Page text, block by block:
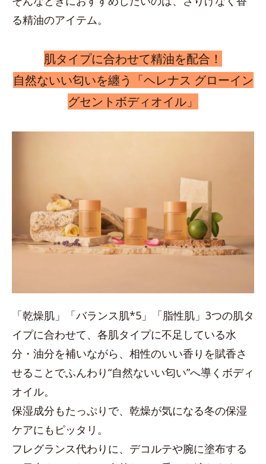
る精油のアイテム。
肌タイプに合わせて精油を配合！
自然ないい匂いを纏う「ヘレナス グローイン
グセントボディオイル」
「乾燥肌」「バランス肌*5」「脂性肌」3つの肌タ
イプに合わせて、各肌タイプに不足している水
分・油分を補いながら、相性のいい香りを賦香さ
せることでふんわり“自然ないい匂い”へ導くボディ
オイル。
保湿成分もたっぷりで、乾燥が気になる冬の保湿
ケアにもピッタリ。
フレグランス代わりに、デコルテや腕に塗布する